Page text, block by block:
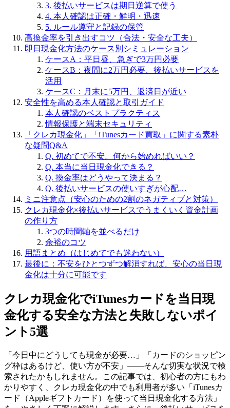
3. 後払いサービスは期日逆算で使う
4. 本人確認は正確・鮮明・迅速
5. ルール遵守と記録の保管
高換金率を引き出すコツ（合法・安全な工夫）
即日現金化方法のケース別シミュレーション
ケースA：平日昼、急ぎで3万円必要
ケースB：夜間に2万円必要、後払いサービスを
活用
ケースC：月末に5万円、返済日が近い
安全性を高める本人確認と取引ガイド
本人確認のベストプラクティス
情報保護と端末セキュリティ
「クレカ現金化」「iTunesカード買取」に関する素朴
な疑問Q&A
Q. 初めてで不安。何から始めればいい？
Q. 本当に当日現金化できる？
Q. 換金率はどうやって決まる？
Q. 後払いサービスの使いすぎが心配…
ミニ注意点（安心のための2割のネガティブと対策）
クレカ現金化×後払いサービスでうまくいく資金計画
の作り方
3つの時間軸を並べるだけ
余裕のコツ
用語まとめ（はじめてでも迷わない）
最後に：不安をひとつずつ解消すれば、安心の当日現
金化は十分に可能です
クレカ現金化でiTunesカードを当日現
金化する安全な方法と失敗しないポイ
ント5選
「今日中にどうしても現金が必要…」「カードのショッピン
グ枠はあるけど、使い方が不安」——そんな切実な状況で検
索されたかもしれません。この記事では、初心者の方にもわ
かりやすく、クレカ現金化の中でも利用者が多い「iTunesカ
ード（Appleギフトカード）を使って当日現金化する方法」